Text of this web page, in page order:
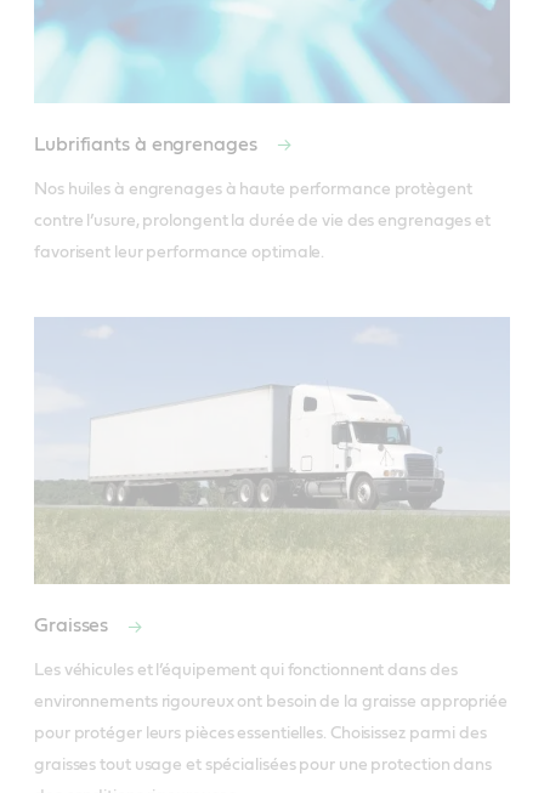
Lubrifiants à engrenages
Nos huiles à engrenages à haute performance protègent
contre l’usure, prolongent la durée de vie des engrenages et
favorisent leur performance optimale.
Graisses
Les véhicules et l’équipement qui fonctionnent dans des
environnements rigoureux ont besoin de la graisse appropriée
pour protéger leurs pièces essentielles. Choisissez parmi des
graisses tout usage et spécialisées pour une protection dans